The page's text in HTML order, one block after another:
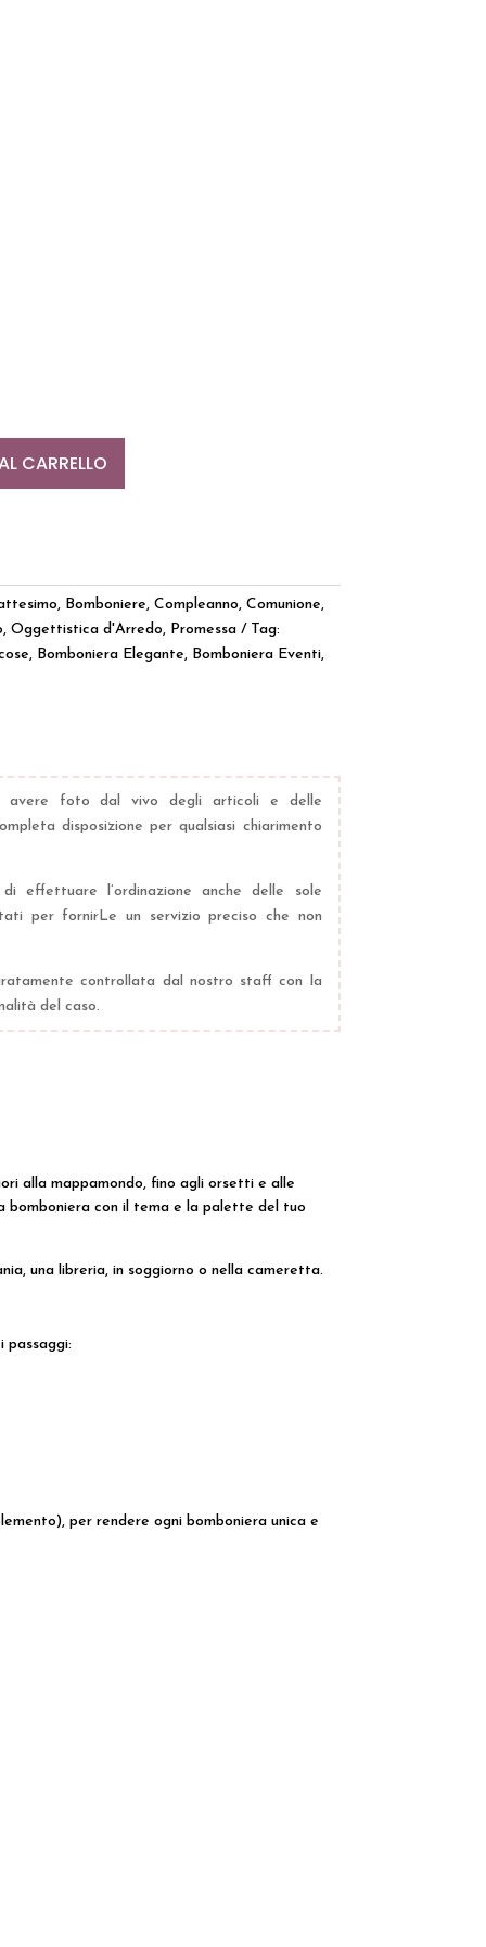
CARRELLO
, Bomboniere, Compleanno, Comunione,
, Oggettistica d'Arredo, Promessa
Tag:
, Bomboniera Elegante, Bomboniera Eventi,
avere foto dal vivo degli articoli e delle
disposizione per qualsiasi chiarimento
di effettuare l’ordinazione anche delle sole
per fornirLe un servizio preciso che non
controllata dal nostro staff con la
del caso.
alla mappamondo, fino agli orsetti e alle
bomboniera con il tema e la palette del tuo
una libreria, in soggiorno o nella cameretta.
passaggi:
per rendere ogni bomboniera unica e